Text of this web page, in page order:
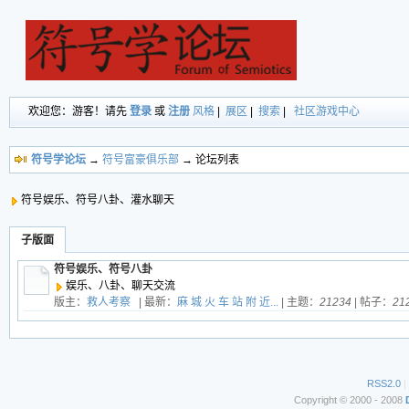
欢迎您：游客！请先 登录 或 注册 风格 展区 搜索 社区游戏中心
符号学论坛 → 符号富豪俱乐部 → 论坛列表
符号娱乐、符号八卦、灌水聊天
子版面
符号娱乐、符号八卦
娱乐、八卦、聊天交流
版主： 救人考察 | 最新： 麻 城 火 车 站 附 近... | 主题： 21234 | 帖子：
RSS2.0 |
Copyright © 2000 - 2008